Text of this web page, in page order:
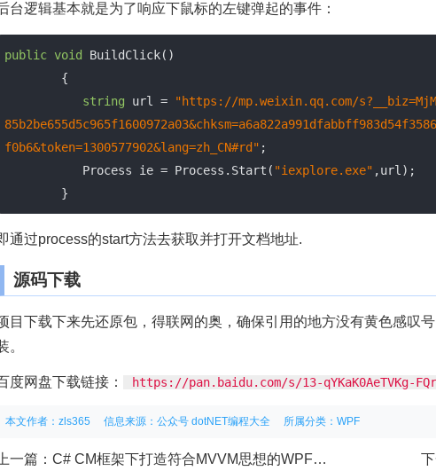
台逻辑基本就是为了响应下鼠标的左键弹起的事件：
public void BuildClick()
string url =
"https://mp.weixin.qq.com/
f0b6&token=1300577902&lang=zh_CN#rd" ;
           Process ie = Process.Start(
"iexplore.exe" ,url);
        }
通过process的start方法去获取并打开文档地址.
源码下载
目下载下来先还原包，得联网的奥，确保引用的地方没有黄色感叹
。
度网盘下载链接： https://pan.baidu.com/s/13-qYKaK0AeTVKg-
本文作者：zls365 信息来源： 公众号 dotNET编程大全 所属分类： WPF
上一篇： C# CM框架下打造符合MVVM思想的WPF登录窗体